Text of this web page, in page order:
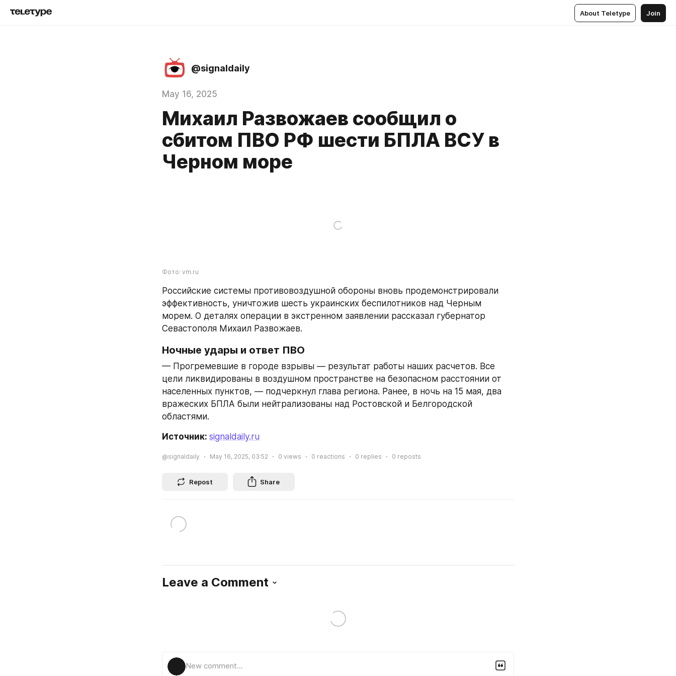
About Teletype Join
@signaldaily
May 16, 2025
Михаил Развожаев сообщил о
сбитом ПВО РФ шести БПЛА ВСУ в
Черном море
Фото: vm.ru
Российские системы противовоздушной обороны вновь продемонстрировали
эффективность, уничтожив шесть украинских беспилотников над Черным
морем. О деталях операции в экстренном заявлении рассказал губернатор
Севастополя Михаил Развожаев.
Ночные удары и ответ ПВО
— Прогремевшие в городе взрывы — результат работы наших расчетов. Все
цели ликвидированы в воздушном пространстве на безопасном расстоянии от
населенных пунктов, — подчеркнул глава региона. Ранее, в ночь на 15 мая, два
вражеских БПЛА были нейтрализованы над Ростовской и Белгородской
областями.
Источник: signaldaily.ru
@signaldaily May 16, 2025, 03:52 0 views 0 reactions 0 replies 0 reposts
Repost Share
Leave a Comment